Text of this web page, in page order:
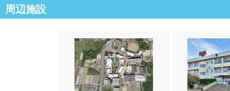
周辺施設